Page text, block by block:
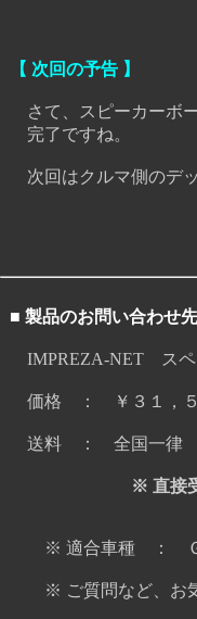
【 次回の予告 】
さて、スピーカーボー
完了ですね。
次回はクルマ側のデッ
■ 製品のお問い合わせ先
IMPREZA-NET ス
価格 ： ￥３１，５
送料 ： 全国一律 ￥２
※ 直接
※ 適合車種 ： ＧＤ
※ ご質問など、お気